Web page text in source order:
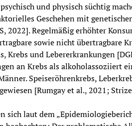
und physisch süchtig
Geschehen mit
2022]. Regelmäßig erhöhter
sowie nicht übertragbare
Krebs und Lebererkrankungen
an Krebs als alkoholassoziiert
Speiseröhrenkrebs,
[Rumgay et al., 2021;
sich laut dem